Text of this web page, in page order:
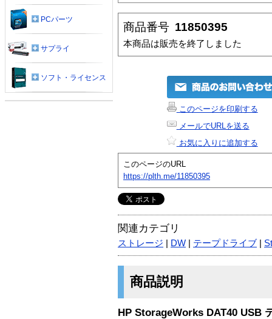
商品番号 11850395
本商品は販売を終了しました
このページを印刷する
メールでURLを送る
お気に入りに追加する
このページのURL
https://plth.me/11850395
関連カテゴリ
ストレージ DW テープドライブ
商品説明
HP StorageWorks DAT40 USB
PCパーツ
サプライ
ソフト・ライセンス